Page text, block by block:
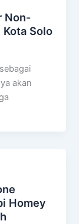
Non-
Solo
akan
Homey